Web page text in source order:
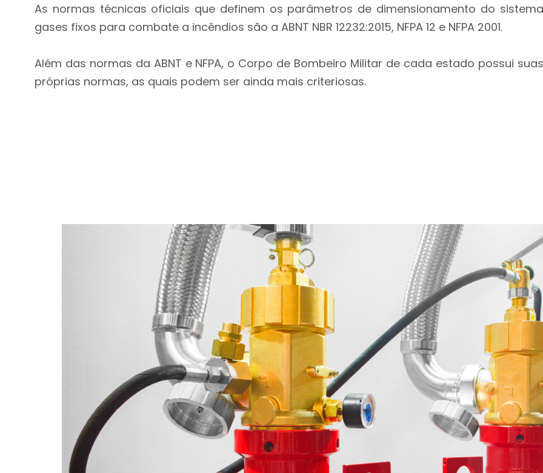
As normas técnicas oficiais que definem os parâmetros de dimensionamento do sistema
gases fixos para combate a incêndios são a ABNT NBR 12232:2015, NFPA 12 e NFPA 2001.
Além das normas da ABNT e NFPA, o Corpo de Bombeiro Militar de cada estado possui suas
próprias normas, as quais podem ser ainda mais criteriosas.